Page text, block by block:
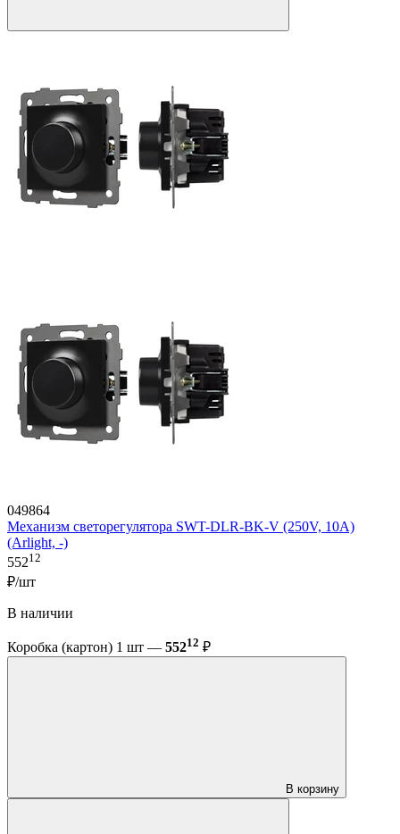
049864
Механизм светорегулятора SWT-DLR-BK-V (250V, 10A)
(Arlight, -)
55212
₽/шт
В наличии
Коробка (картон) 1 шт — 55212 ₽
В корзину